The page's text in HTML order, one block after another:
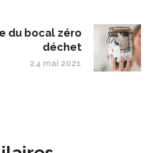
du bocal zéro
déchet
24 mai 2021